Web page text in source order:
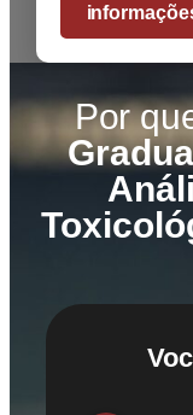
Por